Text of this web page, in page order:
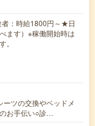
：時給1800円～★日
ます）※稼働開始時は
。
ツの交換やベッドメ
お手伝い○診…